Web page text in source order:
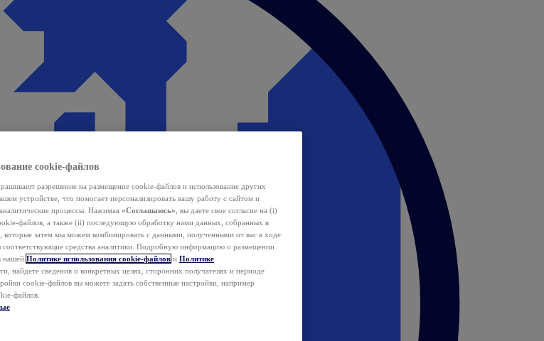
cookie-файлов
разрешение на размещение cookie-файлов и использование других
устройстве, что помогает персонализировать вашу работу с сайтом и
процессы. Нажимая «Соглашаюсь» , вы даете свое согласие на (i)
файлов, а также (ii) последующую обработку нами данных, собранных в
которые затем мы можем комбинировать с данными, полученными от вас в ходе
соответствующие средства аналитики. Подробную информацию о размещении
нашей Политике использования cookie-файлов и Политике
найдете сведения о конкретных целях, сторонних получателях и периоде
cookie-файлов вы можете задать собственные настройки, например
файлов.